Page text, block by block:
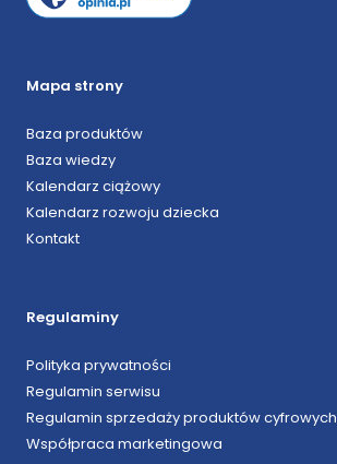
Mapa strony
Baza produktów
Baza wiedzy
Kalendarz ciążowy
Kalendarz rozwoju dziecka
Kontakt
Regulaminy
Polityka prywatności
Regulamin serwisu
Regulamin sprzedaży produktów cyfrowych
Współpraca marketingowa